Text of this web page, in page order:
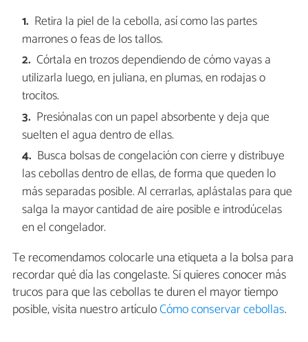
Retira la piel de la cebolla, así como las partes
marrones o feas de los tallos.
Córtala en trozos dependiendo de cómo vayas a
utilizarla luego, en juliana, en plumas, en rodajas o
trocitos.
Presiónalas con un papel absorbente y deja que
suelten el agua dentro de ellas.
Busca bolsas de congelación con cierre y distribuye
las cebollas dentro de ellas, de forma que queden lo
más separadas posible. Al cerrarlas, aplástalas para que
salga la mayor cantidad de aire posible e introdúcelas
en el congelador.
Te recomendamos colocarle una etiqueta a la bolsa para
recordar qué día las congelaste. Si quieres conocer más
trucos para que las cebollas te duren el mayor tiempo
posible, visita nuestro artículoCómo conservar cebollas.